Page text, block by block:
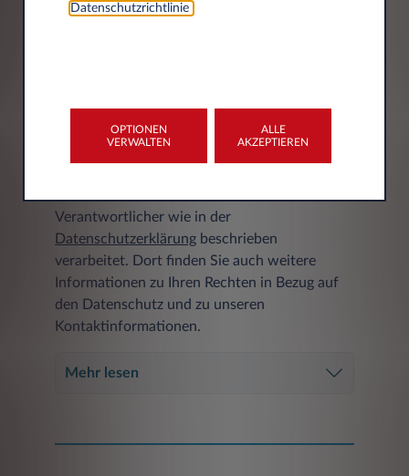
Ihre personenbezogenen Daten werden von
Verantwortlicher wie in der
Datenschutzerklärung beschrieben
verarbeitet. Dort finden Sie auch weitere
Informationen zu Ihren Rechten in Bezug auf
den Datenschutz und zu unseren
Kontaktinformationen.
Mehr lesen
Datenschutzrichtlinie.
OPTIONEN
VERWALTEN
ALLE
AKZEPTIEREN